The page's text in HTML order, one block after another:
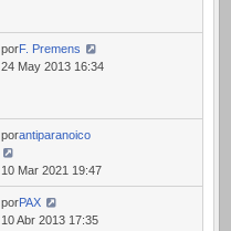
porF. Premens
24 May 2013 16:34
porantiparanoico
10 Mar 2021 19:47
porPAX
10 Abr 2013 17:35